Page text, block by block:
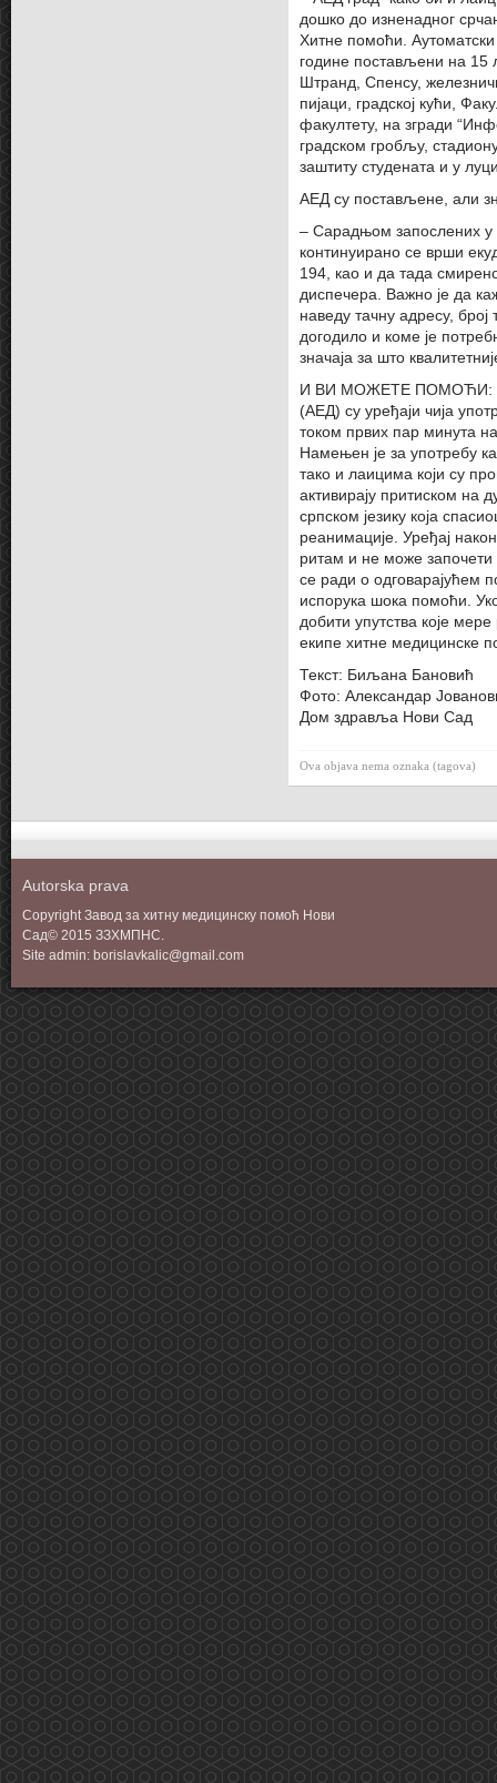
дошко до изненадног
Хитне помоћи.
године постављени на 15
Штранд, Спенсу,
пијаци, градској кући,
факултету, на згради
градском гробљу,
заштиту студената и у
АЕД су постављене, али
– Сарадњом запослених
континуирано се врши
194, као и да тада
диспечера. Важно је да
наведу тачну адресу,
догодило и коме је
значаја за што
И ВИ МОЖЕТЕ ПОМОЋИ:
(АЕД) су уређаји чија
током првих пар минута
Намењен је за употребу
тако и лаицима који су
активирају притиском на
српском језику која
реанимације. Уређај
ритам и не може започети
се ради о одговарајућем
испорука шока помоћи.
добити упутства које
екипе хитне медицинске
Текст: Биљана Бановић
Фото: Александар
Дом здравља Нови Сад
Ova objava nema oznaka (tagova)
Autorska prava
Copyright Завод за хитну медицинску помоћ Нови
Сад© 2015 ЗЗХМПНС.
Site admin: borislavkalic@gmail.com